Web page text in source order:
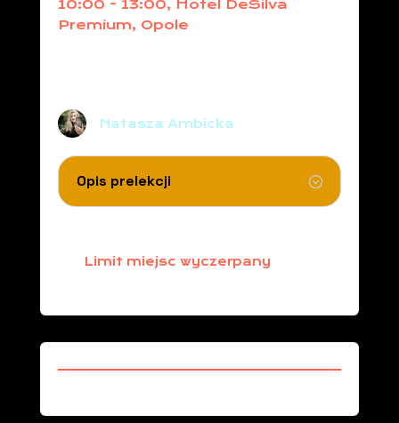
10:00 - 13:00, Hotel DeSilva
Premium, Opole
Natasza Ambicka
Opis prelekcji
Limit miejsc wyczerpany